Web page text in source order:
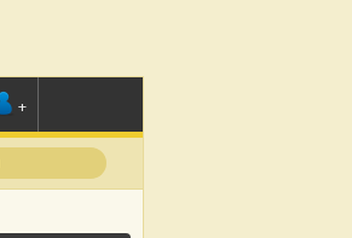
+